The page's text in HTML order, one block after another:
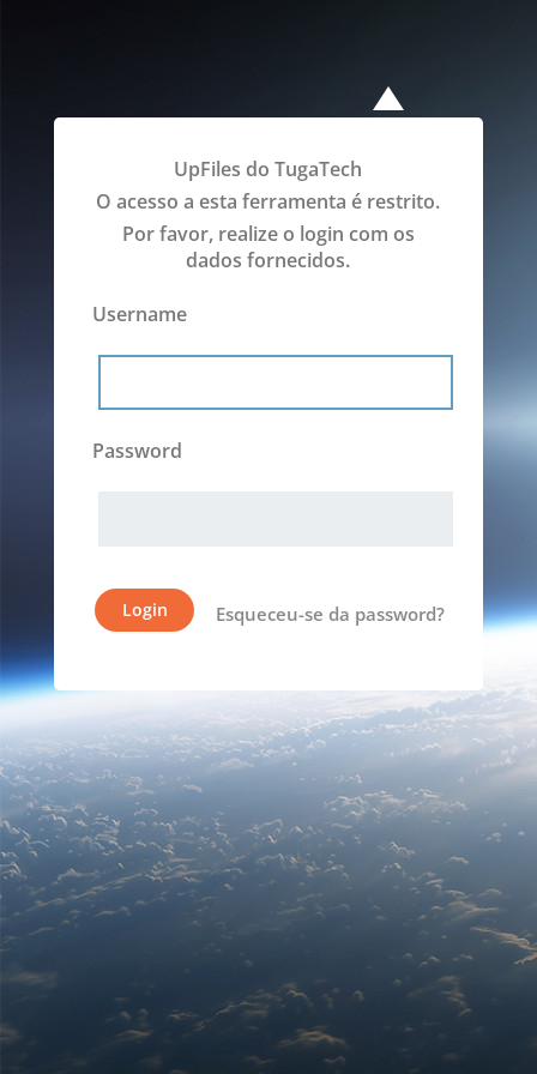
UpFiles do TugaTech
O acesso a esta ferramenta é restrito.
Por favor, realize o login com os
dados fornecidos.
Username
Password
Esqueceu-se da password?